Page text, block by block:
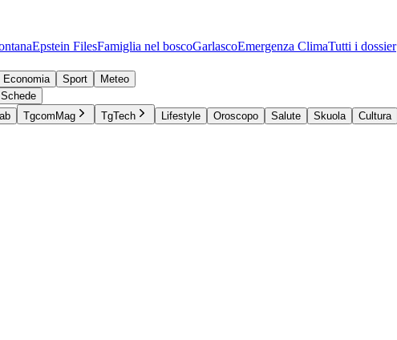
Epstein FilesFamiglia nel boscoGarlascoEmergenza ClimaTutti i dossier
Economia Sport
Meteo
Schede
TgcomMag TgTech Lifestyle Oroscopo Salute Skuola Cultura